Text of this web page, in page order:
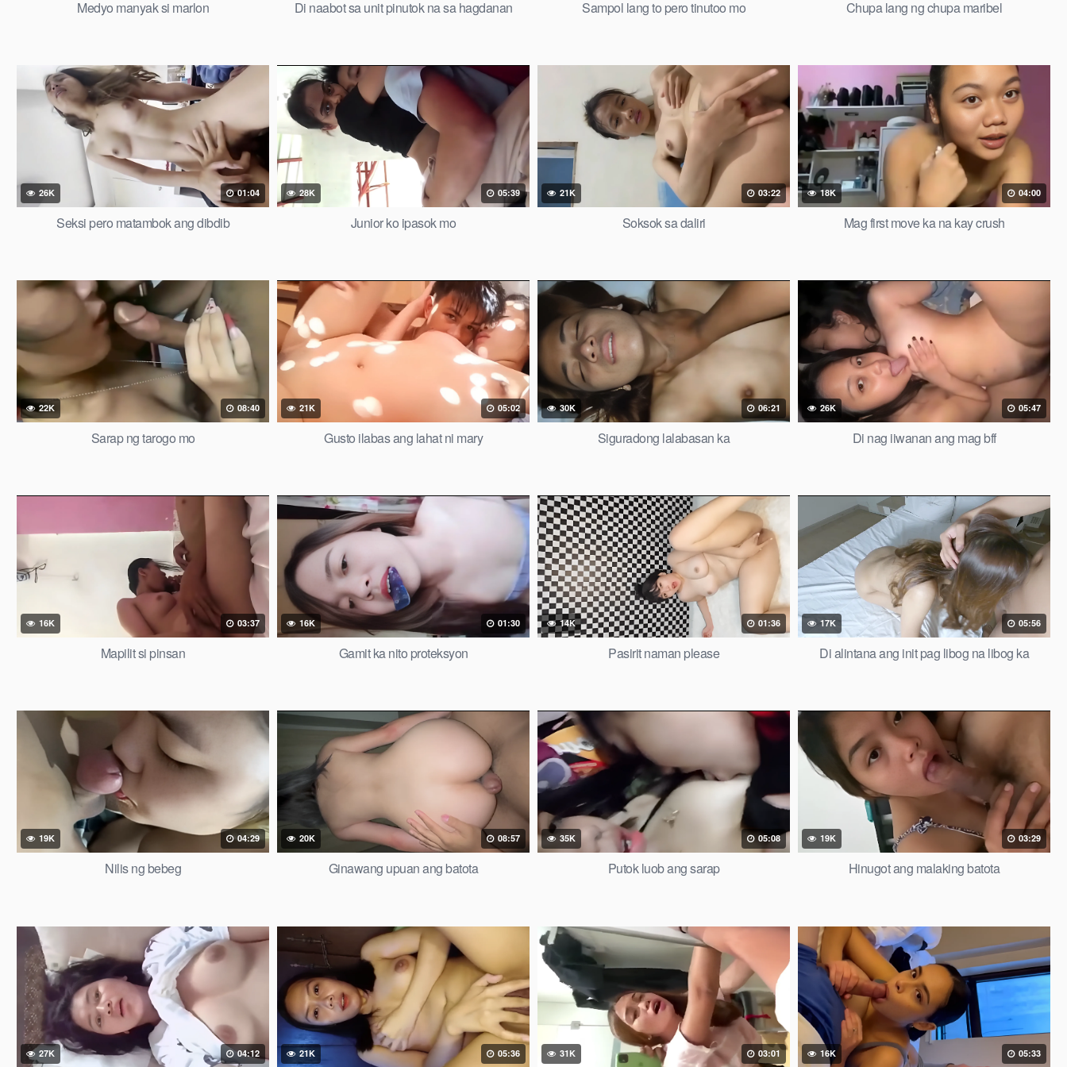
Medyo manyak si marlon Di naabot sa unit pinutok na sa hagdanan Sampol lang to pero tinutoo mo Chupa lang ng chupa maribel
26K 01:04
Seksi pero matambok ang dibdib
28K 05:39
Junior ko ipasok mo
21K 03:22
Soksok sa daliri
18K 04:00
Mag first move ka na kay crush
22K 08:40
Sarap ng tarogo mo
21K 05:02
Gusto ilabas ang lahat ni mary
30K 06:21
Siguradong lalabasan ka
26K 05:47
Di nag iiwanan ang mag bff
16K 03:37
Mapilit si pinsan
16K 01:30
Gamit ka nito proteksyon
14K 01:36
Pasirit naman please
17K 05:56
Di alintana ang init pag libog na libog ka
19K 04:29
Nilis ng bebeg
20K 08:57
Ginawang upuan ang batota
35K 05:08
Putok luob ang sarap
19K 03:29
Hinugot ang malaking batota
27K 04:12 21K 05:36 31K 03:01 16K 05:33